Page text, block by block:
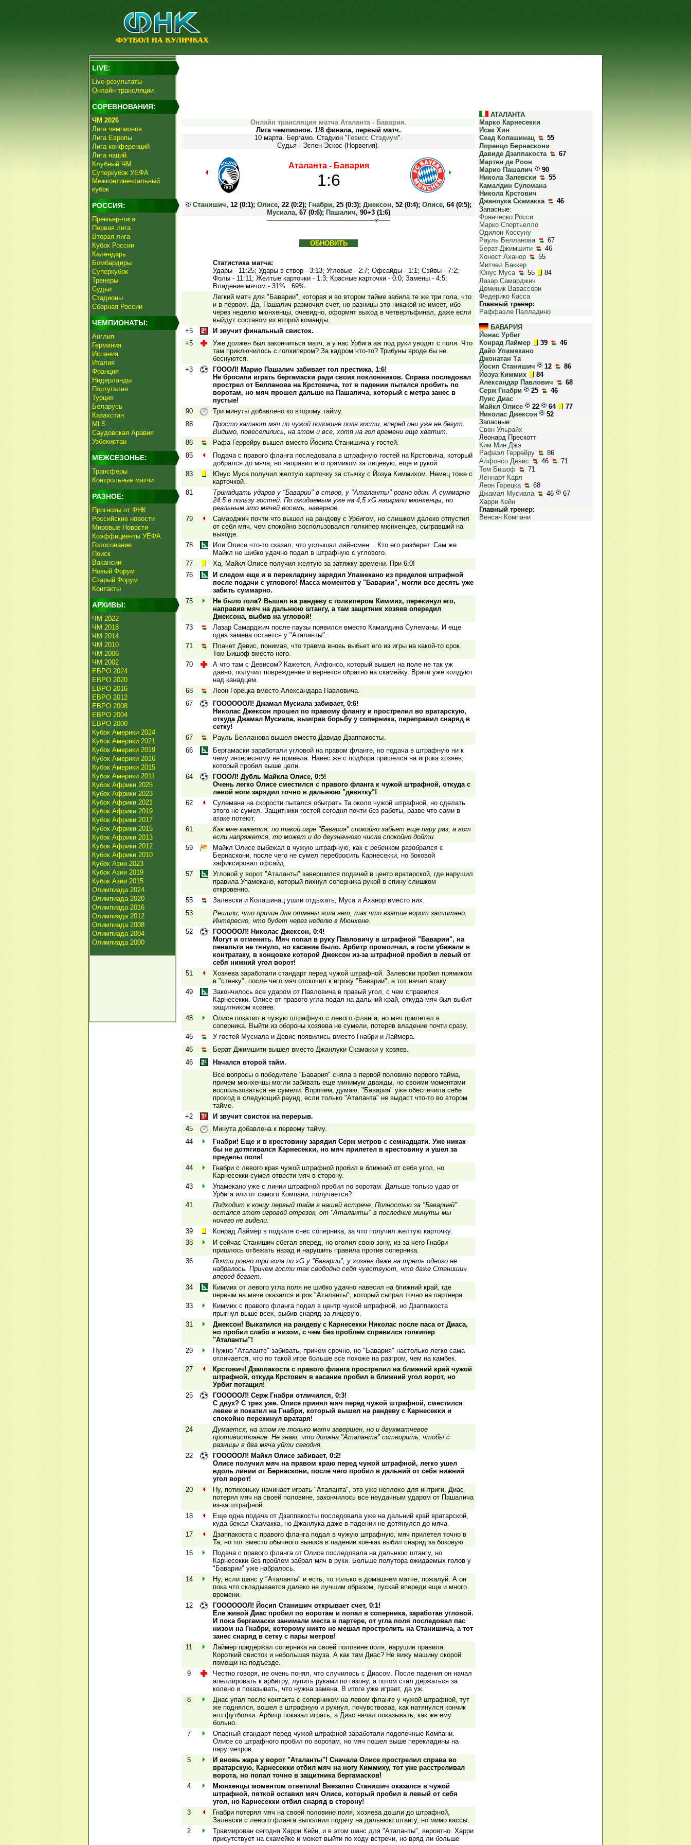
LIVE:
Live-результаты
Онлайн трансляции
СОРЕВНОВАНИЯ:
ЧМ 2026
Лига чемпионов
Лига Европы
Лига конференций
Лига наций
Клубный ЧМ
Суперкубок УЕФА
Межконтинентальный
кубок
РОССИЯ:
Премьер-лига
Первая лига
Вторая лига
Кубок России
Календарь
Бомбардиры
Суперкубок
Тренеры
Судьи
Стадионы
Сборная России
ЧЕМПИОНАТЫ:
Англия
Германия
Испания
Италия
Франция
Нидерланды
Португалия
Турция
Беларусь
Казахстан
MLS
Саудовская Аравия
Узбекистан
МЕЖСЕЗОНЬЕ:
Трансферы
Контрольные матчи
РАЗНОЕ:
Прогнозы от ФНК
Российские новости
Мировые Новости
Коэффициенты УЕФА
Голосование
Поиск
Вакансии
Новый Форум
Старый Форум
Контакты
АРХИВЫ:
ЧМ 2022
ЧМ 2018
ЧМ 2014
ЧМ 2010
ЧМ 2006
ЧМ 2002
ЕВРО 2024
ЕВРО 2020
ЕВРО 2016
ЕВРО 2012
ЕВРО 2008
ЕВРО 2004
ЕВРО 2000
Кубок Америки 2024
Кубок Америки 2021
Кубок Америки 2019
Кубок Америки 2016
Кубок Америки 2015
Кубок Америки 2011
Кубок Африки 2025
Кубок Африки 2023
Кубок Африки 2021
Кубок Африки 2019
Кубок Африки 2017
Кубок Африки 2015
Кубок Африки 2013
Кубок Африки 2012
Кубок Африки 2010
Кубок Азии 2023
Кубок Азии 2019
Кубок Азии 2015
Олимпиада 2024
Олимпиада 2020
Олимпиада 2016
Олимпиада 2012
Олимпиада 2008
Олимпиада 2004
Олимпиада 2000
Онлайн трансляция матча Аталанта - Бавария.
Лига чемпионов. 1/8 финала, первый матч.
10 марта. Бергамо. Стадион " Гевисс Стэдиум".
Судья - Эспен Эскос (Норвегия).
Аталанта - Бавария
1:6
Станишич, 12 (0:1); Олисе, 22 (0:2); Гнабри, 25 (0:3); Джексон, 52 (0:4); Олисе, 64 (0:5);
Мусиала, 67 (0:6); Пашалич, 90+3 (1:6)
ОБНОВИТЬ
Статистика матча:
Удары - 11:25; Удары в створ - 3:13; Угловые - 2:7; Офсайды - 1:1; Сэйвы - 7:2;
Фолы - 11:11; Желтые карточки - 1:3; Красные карточки - 0:0; Замены - 4:5;
Владение мячом - 31% : 69%.
Легкий матч для "Баварии", которая и во втором тайме забила те же три гола, что
и в первом. Да, Пашалич размочил счет, но разницы это никакой не имеет, ибо
через неделю мюнхенцы, очевидно, оформят выход в четвертьфинал, даже если
выйдут составом из второй команды.
+5
И звучит финальный свисток.
+5
Уже должен был закончиться матч, а у нас Урбига аж под руки уводят с поля. Что
там приключилось с голкипером? За кадром что-то? Трибуны вроде бы не
беснуются.
+3
ГОООЛ! Марио Пашалич забивает гол престижа, 1:6!
Не бросили играть бергамаски ради своих поклонников. Справа последовал
прострел от Белланова на Крстовича, тот в падении пытался пробить по
воротам, но мяч прошел дальше на Пашалича, который с метра занес в
пустые!
90
Три минуты добавлено ко второму тайму.
88
Просто катают мяч по чужой половине поля гости, вперед они уже не бегут.
Видимо, повеселились, на этом и все, хотя на гол времени еще хватит.
86
Рафа Геррейру вышел вместо Йосипа Станишича у гостей.
85
Подача с правого фланга последовала в штрафную гостей на Крстовича, который
добрался до мяча, но направил его прямиком за лицевую, еще и рукой.
83
Юнус Муса получил желтую карточку за стычку с Йозуа Киммихом. Немец тоже с
карточкой.
81
Тринадцать ударов у "Баварии" в створ, у "Аталанты" ровно один. А суммарно
24:5 в пользу гостей. По ожидаемым уже на 4,5 xG наиграли мюнхенцы, по
реальным это мячей восемь, наверное.
79
Самарджич почти что вышел на рандеву с Урбигом, но слишком далеко отпустил
от себя мяч, чем спокойно воспользовался голкипер мюнхенцев, сыгравший на
выходе.
78
Или Олисе что-то сказал, что услышал лайнсмен... Кто его разберет. Сам же
Майкл не шибко удачно подал в штрафную с углового.
77
Ха, Майкл Олисе получил желтую за затяжку времени. При 6:0!
76
И следом еще и в перекладину зарядил Упамекано из пределов штрафной
после подачи с углового! Масса моментов у "Баварии", могли все десять уже
забить суммарно.
75
Не было гола? Вышел на рандеву с голкипером Киммих, перекинул его,
направив мяч на дальнюю штангу, а там защитник хозяев опередил
Джексона, выбив на угловой!
73
Лазар Самарджич после паузы появился вместо Камалдина Сулеманы. И еще
одна замена остается у "Аталанты".
71
Плачет Девис, понимая, что травма вновь выбьет его из игры на какой-то срок.
Том Бишоф вместо него.
70
А что там с Девисом? Кажется, Алфонсо, который вышел на поле не так уж
давно, получил повреждение и вернется обратно на скамейку. Врачи уже колдуют
над канадцем.
68
Леон Горецка вместо Александара Павловича.
67
ГООООООЛ! Джамал Мусиала забивает, 0:6!
Николас Джексон прошел по правому флангу и прострелил во вратарскую,
откуда Джамал Мусиала, выиграв борьбу у соперника, переправил снаряд в
сетку!
67
Рауль Белланова вышел вместо Давиде Дзаппакосты.
66
Бергамаски заработали угловой на правом фланге, но подача в штрафную ни к
чему интересному не привела. Навес же с подбора пришелся на игрока хозяев,
который пробил выше цели.
64
ГОООЛ! Дубль Майкла Олисе, 0:5!
Очень легко Олисе сместился с правого фланга к чужой штрафной, откуда с
левой ноги зарядил точно в дальнюю "девятку"!
62
Сулемана на скорости пытался обыграть Та около чужой штрафной, но сделать
этого не сумел. Защитники гостей сегодня почти без работы, разве что сами в
атаке потеют.
61
Как мне кажется, по такой игре "Бавария" спокойно забьет еще пару раз, а вот
если напряжется, то может и до двузначного числа спокойно дойти.
59
Майкл Олисе выбежал в чужую штрафную, как с ребенком разобрался с
Бернаскони, после чего не сумел перебросить Карнесекки, но боковой
зафиксировал офсайд.
57
Угловой у ворот "Аталанты" завершился подачей в центр вратарской, где нарушил
правила Упамекано, который пихнул соперника рукой в спину слишком
откровенно.
55
Залевски и Колашинац ушли отдыхать, Муса и Аханор вместо них.
53
Решили, что причин для отмены гола нет, так что взятие ворот засчитано.
Интересно, что будет через неделю в Мюнхене.
52
ГОООООЛ! Николас Джексон, 0:4!
Могут и отменить. Мяч попал в руку Павловичу в штрафной "Баварии", на
пенальти не тянуло, но касание было. Арбитр промолчал, а гости убежали в
контратаку, в концовке которой Джексон из-за штрафной пробил в левый от
себя нижний угол ворот!
51
Хозяева заработали стандарт перед чужой штрафной. Залевски пробил прямиком
в "стенку", после чего мяч отскочил к игроку "Баварии", а тот начал атаку.
49
Закончилось все ударом от Павловича в правый угол, с чем справился
Карнесекки. Олисе от правого угла подал на дальний край, откуда мяч был выбит
защитником хозяев.
48
Олисе покатил в чужую штрафную с левого фланга, но мяч прилетел в
соперника. Выйти из обороны хозяева не сумели, потеряв владение почти сразу.
46
У гостей Мусиала и Девис появились вместо Гнабри и Лаймера.
46
Берат Джимшити вышел вместо Джанлуки Скамакки у хозяев.
46
Начался второй тайм.
Все вопросы о победителе "Бавария" сняла в первой половине первого тайма,
причем мюнхенцы могли забивать еще минимум дважды, но своими моментами
воспользоваться не сумели. Впрочем, думаю, "Бавария" уже обеспечила себе
проход в следующий раунд, если только "Аталанта" не выдаст что-то во втором
тайме.
+2
И звучит свисток на перерыв.
45
Минута добавлена к первому тайму.
44
Гнабри! Еще и в крестовину зарядил Серж метров с семнадцати. Уже никак
бы не дотягивался Карнесекки, но мяч прилетел в крестовину и ушел за
пределы поля!
44
Гнабри с левого края чужой штрафной пробил в ближний от себя угол, но
Карнесекки сумел отвести мяч в сторону.
43
Упамекано уже с линии штрафной пробил по воротам. Дальше только удар от
Урбига или от самого Компани, получается?
41
Подходит к концу первый тайм в нашей встрече. Полностью за "Баварией"
остался этот игровой отрезок, от "Аталанты" в последние минуты мы
ничего не видели.
39
Конрад Лаймер в подкате снес соперника, за что получил желтую карточку.
38
И сейчас Станишич сбегал вперед, но оголил свою зону, из-за чего Гнабри
пришлось отбежать назад и нарушить правила против соперника.
36
Почти ровно три гола по xG у "Баварии", у хозяев даже на треть одного не
набралось. Причем гости так свободно себя чувствуют, что даже Станишич
вперед бегает.
34
Киммих от левого угла поля не шибко удачно навесил на ближний край, где
первым на мяче оказался игрок "Аталанты", который сыграл точно на партнера.
33
Киммих с правого фланга подал в центр чужой штрафной, но Дзаппакоста
прыгнул выше всех, выбив снаряд за лицевую.
31
Джексон! Выкатился на рандеву с Карнесекки Николас после паса от Диаса,
но пробил слабо и низом, с чем без проблем справился голкипер
"Аталанты"!
29
Нужно "Аталанте" забивать, причем срочно, но "Бавария" настолько легко сама
отличается, что по такой игре больше все похоже на разгром, чем на камбек.
27
Крстович! Дзаппакоста с правого фланга прострелил на ближний край чужой
штрафной, откуда Крстович в касание пробил в ближний угол ворот, но
Урбиг потащил!
25
ГОООООЛ! Серж Гнабри отличился, 0:3!
С двух? С трех уже. Олисе принял мяч перед чужой штрафной, сместился
левее и покатил на Гнабри, который вышел на рандеву с Карнесекки и
спокойно перекинул вратаря!
24
Думается, на этом не только матч завершен, но и двухматчевое
противостояние. Не знаю, что должна "Аталанта" сотворить, чтобы с
разницы в два мяча уйти сегодня.
22
ГОООООЛ! Майкл Олисе забивает, 0:2!
Олисе получил мяч на правом краю перед чужой штрафной, легко ушел
вдоль линии от Бернаскони, после чего пробил в дальний от себя нижний
угол ворот!
20
Ну, потихоньку начинает играть "Аталанта", это уже неплохо для интриги. Диас
потерял мяч на своей половине, закончилось все неудачным ударом от Пашалича
из-за штрафной.
18
Еще одна подача от Дзаппакосты последовала уже на дальний край вратарской,
куда бежал Скамакка, но Джанлука даже в падении не дотянулся до мяча.
17
Дзаппакоста с правого фланга подал в чужую штрафную, мяч прилетел точно в
Та, но тот вместо обычного выноса в падении кое-как выбил снаряд за боковую.
16
Подача с правого фланга от Олисе последовала на дальнюю штангу, но
Карнесекки без проблем забрал мяч в руки. Больше полутора ожидаемых голов у
"Баварии" уже набралось.
14
Ну, если шанс у "Аталанты" и есть, то только в домашнем матче, пожалуй. А он
пока что складывается далеко не лучшим образом, пускай впереди еще и много
времени.
12
ГООООООЛ! Йосип Станишич открывает счет, 0:1!
Еле живой Диас пробил по воротам и попал в соперника, заработав угловой.
И пока бергамаски занимали места в партере, от угла поля последовал пас
низом на Гнабри, которому никто не мешал прострелить на Станишича, а тот
занес снаряд в сетку с пары метров!
11
Лаймер придержал соперника на своей половине поля, нарушив правила.
Короткий свисток и небольшая пауза. А как там Диас? Не вижу машину скорой
помощи на подъезде.
9
Честно говоря, не очень понял, что случилось с Диасом. После падения он начал
апеллировать к арбитру, лупить руками по газону, а потом стал держаться за
колено и показывать, что нужна замена. В итоге уже играет, да уж.
8
Диас упал после контакта с соперником на левом фланге у чужой штрафной, тут
же поднялся, вошел в штрафную и рухнул, почувствовав, как натянулся кончик
его футболки. Арбитр показал играть, а Диас начал показывать, как же ему
больно.
7
Опасный стандарт перед чужой штрафной заработали подопечные Компани.
Олисе со штрафного пробил по воротам, но мяч пошел выше перекладины на
пару метров.
5
И вновь жара у ворот "Аталанты"! Сначала Олисе прострелил справа во
вратарскую, Карнесекки отбил мяч на ногу Киммиху, тот уже расстреливал
ворота, но попал точно в защитника бергамасков!
4
Мюнхенцы моментом ответили! Внезапно Станишич оказался в чужой
штрафной, пяткой оставил мяч Олисе, который пробил в левый от себя
угол, но Карнесекки отбил снаряд в сторону!
3
Гнабри потерял мяч на своей половине поля, хозяева дошли до штрафной,
Залевски с левого фланга выполнил подачу на дальнюю штангу, но мимо кассы.
2
Травмирован сегодня Харри Кейн, и в этом шанс для "Аталанты", вероятно. Харри
присутствует на скамейке и может выйти по ходу встречи, но вряд ли больше
АТАЛАНТА
Марко Карнесекки
Исак Хин
Сеад Колашинац
55
Лоренцо Бернаскони
Давиде Дзаппакоста
67
Мартен де Роон
Марио Пашалич
90
Никола Залевски
55
Камалдин Сулемана
Никола Крстович
Джанлука Скамакка
46
Запасные:
Франческо Росси
Марко Спортьелло
Одилон Коссуну
Рауль Белланова
67
Берат Джимшити
46
Хонест Аханор
55
Митчел Баккер
Юнус Муса
55
84
Лазар Самарджич
Доминик Вавассори
Федерико Касса
Главный тренер:
Раффаэле Палладино
БАВАРИЯ
Йонас Урбиг
Конрад Лаймер
39
46
Дайо Упамекано
Джонатан Та
Йосип Станишич
12
86
Йозуа Киммих
84
Александар Павлович
68
Серж Гнабри
25
46
Луис Диас
Майкл Олисе
22 64
77
Николас Джексон
52
Запасные:
Свен Ульрайх
Леонард Прескотт
Ким Мин Джэ
Рафаэл Геррейру
86
Алфонсо Девис
46
71
Том Бишоф
71
Леннарт Карл
Леон Горецка
68
Джамал Мусиала
46
67
Харри Кейн
Главный тренер:
Венсан Компани